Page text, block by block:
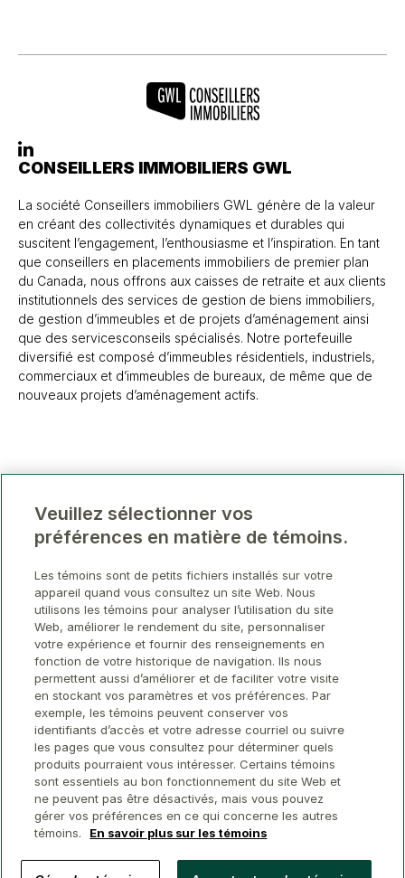
CONSEILLERS IMMOBILIERS GWL
La société Conseillers immobiliers GWL génère de la valeur
en créant des collectivités dynamiques et durables qui
suscitent l’engagement, l’enthousiasme et l’inspiration. En tant
que conseillers en placements immobiliers de premier plan
du Canada, nous offrons aux caisses de retraite et aux clients
institutionnels des services de gestion de biens immobiliers,
de gestion d’immeubles et de projets d’aménagement ainsi
que des servicesconseils spécialisés. Notre portefeuille
diversifié est composé d’immeubles résidentiels, industriels,
commerciaux et d’immeubles de bureaux, de même que de
nouveaux projets d’aménagement actifs.
Veuillez sélectionner vos
préférences en matière de témoins.
Les témoins sont de petits fichiers installés sur votre
appareil quand vous consultez un site Web. Nous
utilisons les témoins pour analyser l’utilisation du site
Web, améliorer le rendement du site, personnaliser
votre expérience et fournir des renseignements en
fonction de votre historique de navigation. Ils nous
permettent aussi d’améliorer et de faciliter votre visite
en stockant vos paramètres et vos préférences. Par
exemple, les témoins peuvent conserver vos
identifiants d’accès et votre adresse courriel ou suivre
les pages que vous consultez pour déterminer quels
produits pourraient vous intéresser. Certains témoins
sont essentiels au bon fonctionnement du site Web et
ne peuvent pas être désactivés, mais vous pouvez
gérer vos préférences en ce qui concerne les autres
témoins.
En savoir plus sur les témoins